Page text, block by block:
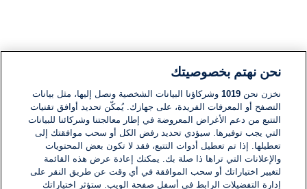
نحن نهتم بخصوصيتك
نخزن نحن1019 وشركاؤنا البيانات الشخصية ونصل إليها، مثل بيانات
التصفح أو المعرفات الفريدة، على جهازك. يُمكّن تحديد أوافق تقنيات
التتبع من دعم الأغراض المعروضة في إطار معالجتنا وشركائنا للبيانات
التي يجب توفيرها. سيؤدي تحديد رفض الكل أو سحب موافقتك إلى
تعطيلها. إذا تم تعطيل أدوات التتبع، فقد لا تكون بعض المحتويات
والإعلانات التي تراها ذا صلة بك. يمكنك إعادة عرض هذه القائمة
لتغيير اختياراتك أو سحب الموافقة في أي وقت عن طريق النقر على
إدارة التفضيلات الرابط في أسفل صفحة الويب. ستؤثر اختياراتك